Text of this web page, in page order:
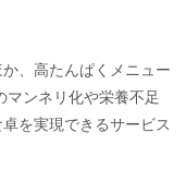
、高たんぱくメニュー
マンネリ化や栄養不足
を実現できるサービス